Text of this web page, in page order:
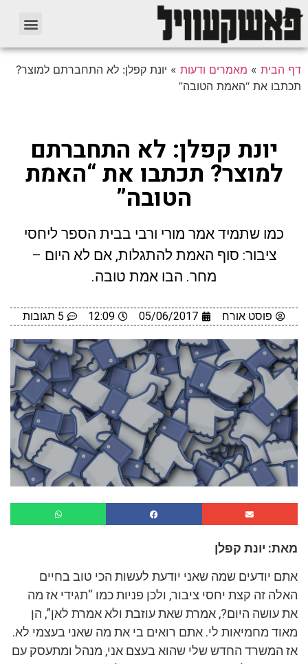
דף הבית » מאמרים ודעות » יונת קפלן: לא התחברתם למוצר?
תכתבו את “האמת הטובה”
יונת קפלן: לא התחברתם
למוצר? תכתבו את “האמת
הטובה”
כמו שתמיד אמר מורי ורבי בבית הספר ליחסי
ציבור: סוף האמת להתגלות, אם לא היום –
מחר. הבו אמת טובה.
פוסט אורח 05/06/2017
12:09 5 תגובות
מאת: יונת קפלן
אתם יודעים שמה שאני יודעת לעשות הכי טוב בחיים
האלה זה קצת יחסי ציבור, ולכן פניות כמו “תגידי אז מה
את עושה היום?, אמרת שאת עוזבת ולא אמרת לאן”, הן
מאוד מחמיאות לי. אתם רואים בי את מה שאני בעצמי לא.
אז המשרד החדש שלי שהוא בעצם אני, מנהל ומתעסק עם